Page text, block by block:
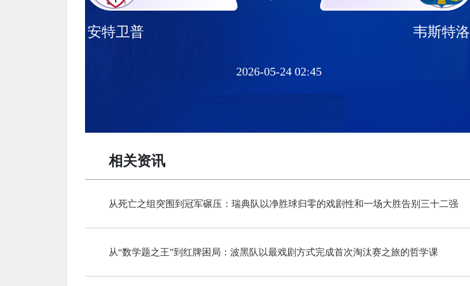
安特卫普 韦斯特洛
2026-05-24 02:45
相关资讯
从死亡之组突围到冠军碾压：瑞典队以净胜球归零的戏剧性和一场大胜告别三十二强
从“数学题之王”到红牌困局：波黑队以最戏剧方式完成首次淘汰赛之旅的哲学课